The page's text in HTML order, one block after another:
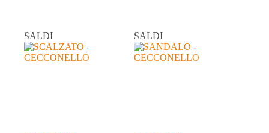
opzioni
possono
essere
opzioni
possono
essere
SALDI SALDI